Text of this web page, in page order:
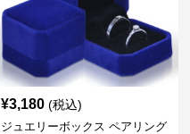
¥3,180 (税込)
ジュエリーボックス ペアリング